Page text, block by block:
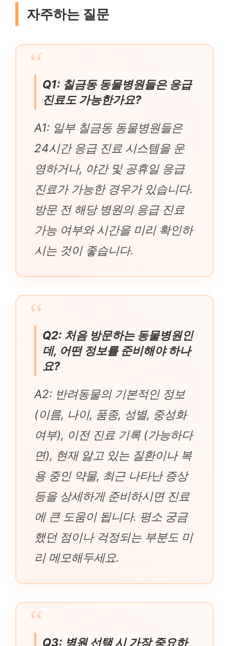
자주하는 질문
Q1: 칠금동 동물병원들은 응급
진료도 가능한가요?
A1: 일부 칠금동 동물병원들은
24시간 응급 진료 시스템을 운
영하거나, 야간 및 공휴일 응급
진료가 가능한 경우가 있습니다.
방문 전 해당 병원의 응급 진료
가능 여부와 시간을 미리 확인하
시는 것이 좋습니다.
Q2: 처음 방문하는 동물병원인
데, 어떤 정보를 준비해야 하나
요?
A2: 반려동물의 기본적인 정보
(이름, 나이, 품종, 성별, 중성화
여부), 이전 진료 기록 (가능하다
면), 현재 앓고 있는 질환이나 복
용 중인 약물, 최근 나타난 증상
등을 상세하게 준비하시면 진료
에 큰 도움이 됩니다. 평소 궁금
했던 점이나 걱정되는 부분도 미
리 메모해두세요.
Q3: 병원 선택 시 가장 중요하